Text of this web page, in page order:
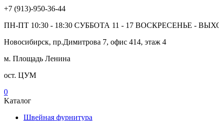
+7 (913)-950-36-44
ПН-ПТ 10:30 - 18:30 СУББОТА 11 - 17 ВОСКРЕСЕНЬЕ -
Новосибирск, пр.Димитрова 7, офис 414, этаж 4
м. Площадь Ленина
ост. ЦУМ
0
Kаталог
Швейная фурнитура